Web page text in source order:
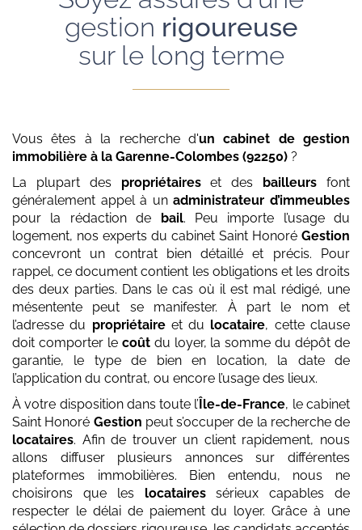
gestion rigoureuse
sur le long terme
Vous êtes à la recherche d'un cabinet de gestion
immobilière à la Garenne-Colombes (92250) ?
La plupart des propriétaireset des bailleurs font
généralement appel à unadministrateur d’immeubles
pour la rédaction de
bail. Peu importe l’usage du
logement, nos experts du cabinet Saint Honoré Gestion
concevront un contrat bien détaillé et précis. Pour
rappel, ce document contient les obligations et les droits
des deux parties. Dans le cas où il est mal rédigé, une
mésentente peut se manifester. À part le nom et
l’adresse du propriétaireet du locataire, cette clause
doit comporter le coûtdu loyer, la somme du dépôt de
garantie, le type de bien en location, la date de
l’application du contrat, ou encore l’usage des lieux.
À votre disposition dans toute l’ Île-de-France, le cabinet
Saint Honoré Gestion peut s’occuper de la recherche de
locataires. Afin de trouver un client rapidement, nous
allons diffuser plusieurs annonces sur différentes
plateformes immobilières. Bien entendu, nous ne
choisirons que les locatairessérieux capables de
respecter le délai de paiement du loyer. Grâce à une